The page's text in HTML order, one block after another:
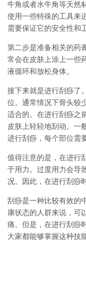
牛角或者水牛角等天然
使用一些特殊的工具来
需要保证它的安全性和
第二步是准备相关的药
常会在皮肤上涂上一些
液循环和放松身体。
接下来就是进行刮痧了
位。通常情况下骨头较
适合的。在进行刮痧之
皮肤上轻轻地刮动。一
进行刮痧，每个部位需
值得注意的是，在进行
于用力。过度用力会导
况。因此，在进行刮痧
刮痧是一种比较有效的
康状态的人群来说，可
痛。但是，在进行刮痧
大家都能够掌握这种技